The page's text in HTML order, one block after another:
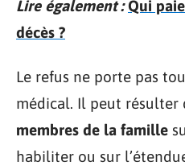
Lire également : Qui
décès ?
Le refus ne porte pas
médical. Il peut résulter
membres de la famille
habiliter ou sur